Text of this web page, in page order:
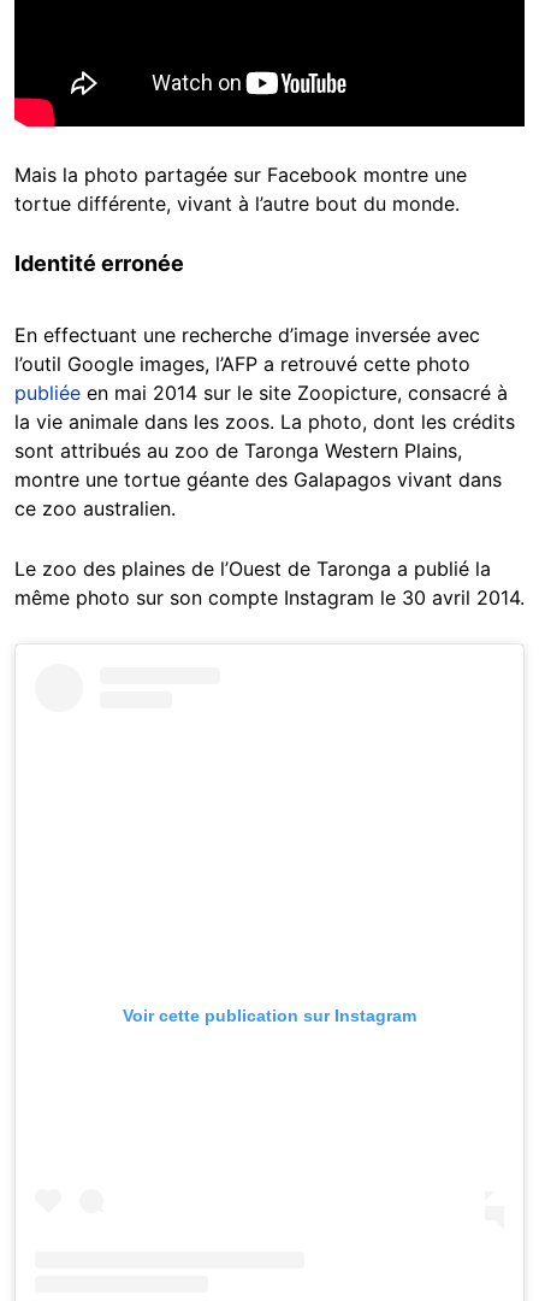
Mais la photo partagée sur Facebook montre une
tortue différente, vivant à l’autre bout du monde.
Identité erronée
En effectuant une recherche d’image inversée avec
l’outil Google images, l’AFP a retrouvé cette photo
publiée en mai 2014 sur le site Zoopicture, consacré à
la vie animale dans les zoos. La photo, dont les crédits
sont attribués au zoo de Taronga Western Plains,
montre une tortue géante des Galapagos vivant dans
ce zoo australien.
Le zoo des plaines de l’Ouest de Taronga a publié la
même photo sur son compte Instagram le 30 avril 2014.
Voir cette publication sur Instagram